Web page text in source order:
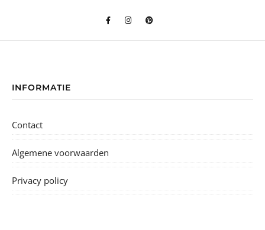
INFORMATIE
Contact
Algemene voorwaarden
Privacy policy